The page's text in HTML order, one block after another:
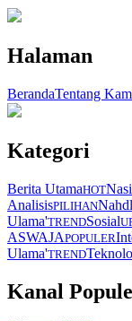
Halaman
BerandaTentang
Kategori
Berita UtamaHOT
AnalisisPILIHAN
Ulama'TRENDSosial
ASWAJAPOPULER
Ulama'TREND
Kanal